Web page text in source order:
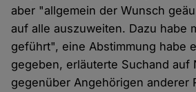
aber "allgemein der Wunsch
auf alle auszuweiten. Dazu habe
geführt", eine Abstimmung habe
gegeben, erläuterte Suchand auf
gegenüber Angehörigen anderer